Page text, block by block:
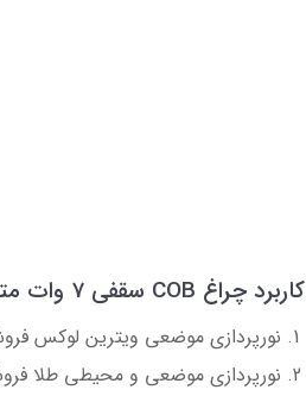
کاربرد چراغ COB سقفی 7 وات متحرک ویسنا مدل VSFCOB-7
نورپردازی موضعی ویترین لوکس
نورپردازی موضعی و محیطی طلا